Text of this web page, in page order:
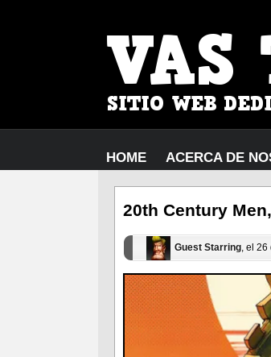
HOME ACERCA DE
20th Century
Guest Starring, el 26